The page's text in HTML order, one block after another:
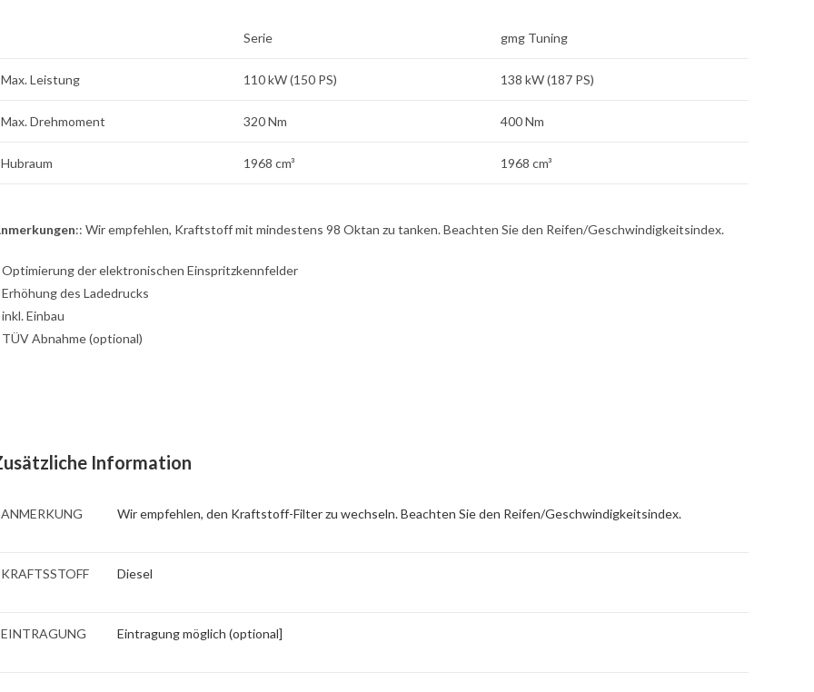
Serie gmg Tuning
Max. Leistung 110 kW (150 PS) 138 kW (187 PS)
Max. Drehmoment 320 Nm 400 Nm
Hubraum 1968 cm³ 1968 cm³
:: Wir empfehlen, Kraftstoff mit mindestens 98 Oktan zu tanken. Beachten Sie den Reifen/Geschwindigkeitsindex.
Optimierung der elektronischen Einspritzkennfelder
des Ladedrucks
Einbau
Abnahme (optional)
Information
ANMERKUNG Wir empfehlen, den Kraftstoff-Filter zu wechseln. Beachten Sie den Reifen/Geschwindigkeitsindex.
KRAFTSSTOFF Diesel
EINTRAGUNG Eintragung möglich (optional]